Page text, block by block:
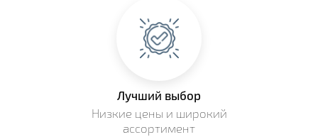
Лучший выбор
Низкие цены и широкий
ассортимент